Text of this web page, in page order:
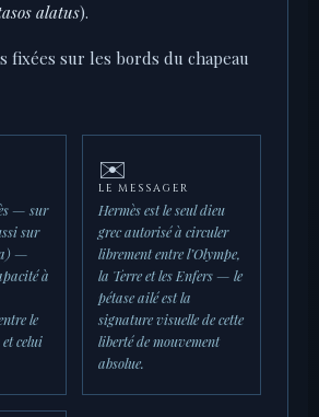
alatus).
fixées sur les bords du chapeau
— sur
sur
—
à
le
celui
✉️
LE MESSAGER
Hermès est le seul dieu
grec autorisé à circuler
librement entre l’Olympe,
la Terre et les Enfers — le
pétase ailé est la
signature visuelle de cette
liberté de mouvement
absolue.